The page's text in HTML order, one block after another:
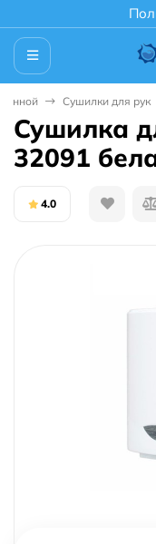
Сушилки для рук
Сушилка
32091
4.0